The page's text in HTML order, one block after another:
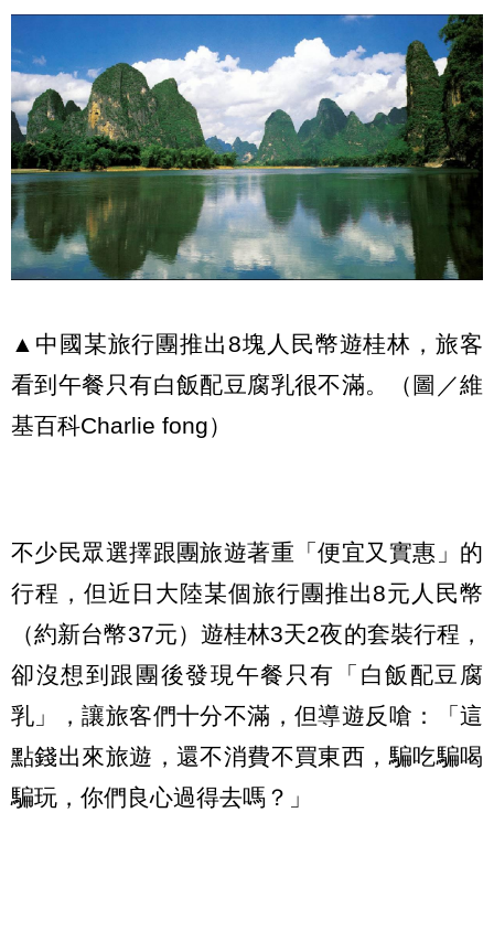
▲中國某旅行團推出8塊人民幣遊桂林，旅客
看到午餐只有白飯配豆腐乳很不滿。（圖／維
基百科Charlie fong）
不少民眾選擇跟團旅遊著重「便宜又實惠」的
行程，但近日大陸某個旅行團推出8元人民幣
（約新台幣37元）遊桂林3天2夜的套裝行程，
卻沒想到跟團後發現午餐只有「白飯配豆腐
乳」，讓旅客們十分不滿，但導遊反嗆：「這
點錢出來旅遊，還不消費不買東西，騙吃騙喝
騙玩，你們良心過得去嗎？」